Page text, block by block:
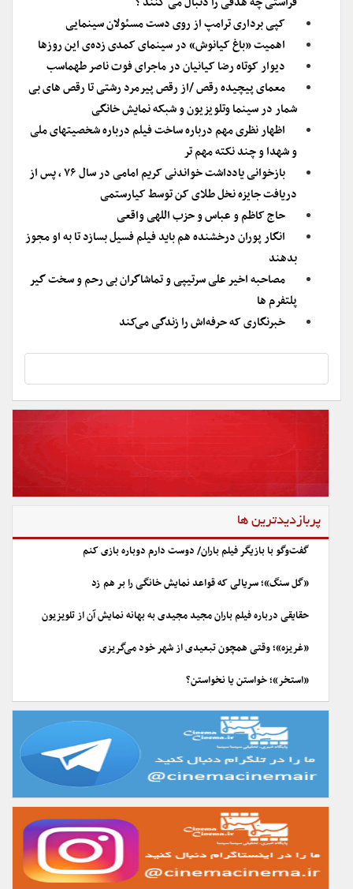
کپی برداری ترامپ از روی دست مسئولان سینمایی
اهمیت «باغ کیانوش» در سینمای کمدی زده‌ی این روزها
دیوار کوتاه رضا کیانیان در ماجرای فوت ناصر طهماسب
معمای پیچیده رقص /از رقص پیرمرد رشتی تا رقص های بی
شمار در سینما وتلویزیون و شبکه نمایش خانگی
اظهار نظری مهم درباره ساخت فیلم درباره شخصیتهای ملی
و شهدا و چند نکته مهم تر
بازخوانی یادداشت خواندنی کریم امامی در سال ۷۶ ، پس از
دریافت جایزه نخل طلای کن توسط کیارستمی
حاج کاظم و عباس و حزب اللهی واقعی
انگار پوران درخشنده هم باید فیلم فسیل بسازد تا به او مجوز
بدهند
مصاحبه اخیر علی سرتیپی و تماشاگران بی رحم و سخت گیر
پلتفرم ها
خبرنگاری که حرفه‌اش را زندگی می‌کند
پربازدیدترین ها
گفت‌وگو با بازیگر فیلم باران/ دوست دارم دوباره بازی کنم
«گل سنگ»؛ سریالی که قواعد نمایش خانگی را بر هم زد
حقایقی درباره فیلم باران مجید مجیدی به بهانه نمایش آن از تلویزیون
«غریزه»؛ وقتی همچون تبعیدی از شهر خود می‌گریزی
«استخر»؛ خواستن یا نخواستن؟